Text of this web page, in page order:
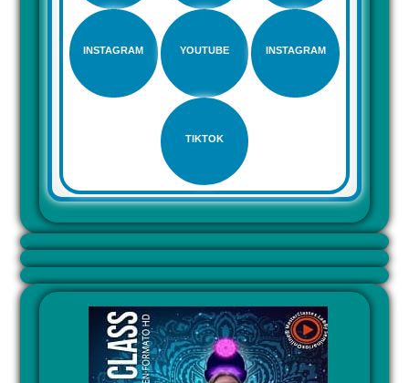
INSTAGRAM YOUTUBE INSTAGRAM
TIKTOK